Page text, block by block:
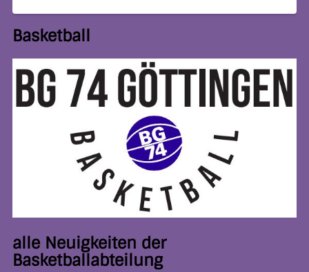
Basketball
alle Neuigkeiten der
Basketballabteilung